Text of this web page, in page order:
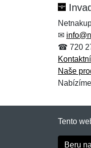
✉
☎ 720
Naše
Tento
Beru